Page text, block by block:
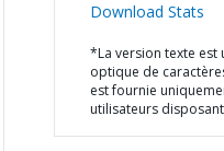
Download Stats
*La version texte est
optique de
est fournie
utilisateurs